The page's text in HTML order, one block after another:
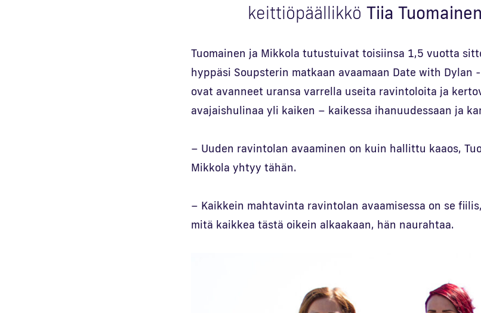
keittiöpäällikköTiia Tuomainen
Tuomainen ja Mikkola tutustuivat toisiinsa 1,5 vuotta
hyppäsi Soupsterin matkaan avaamaan Date with Dylan
ovat avanneet uransa varrella useita ravintoloita ja
avajaishulinaa yli kaiken – kaikessa ihanuudessaan ja
– Uuden ravintolan avaaminen on kuin hallittu kaaos,
Mikkola yhtyy tähän.
– Kaikkein mahtavinta ravintolan avaamisessa on se
mitä kaikkea tästä oikein alkaakaan, hän naurahtaa.